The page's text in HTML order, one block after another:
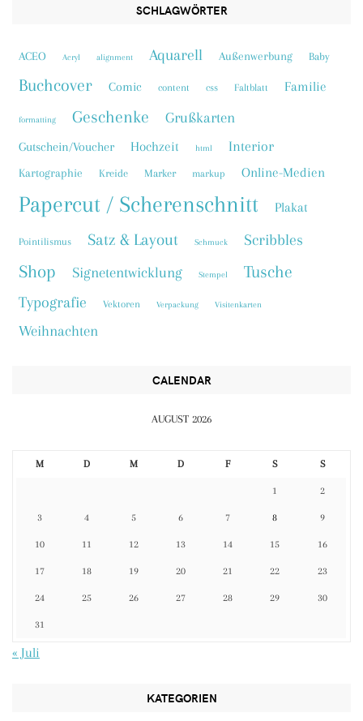
SCHLAGWÖRTER
ACEO Acryl alignment Aquarell Außenwerbung Baby
Buchcover Comic content css Faltblatt Familie
formatting Geschenke Grußkarten
Gutschein/Voucher Hochzeit html Interior
Kartographie Kreide Marker markup Online-Medien
Papercut / Scherenschnitt Plakat
Pointilismus Satz & Layout Schmuck Scribbles
Shop Signetentwicklung Stempel Tusche
Typografie Vektoren Verpackung Visitenkarten
Weihnachten
CALENDAR
AUGUST 2026
M D M D F S S
1 2
3 4 5 6 7 8 9
10 11 12 13 14 15 16
17 18 19 20 21 22 23
24 25 26 27 28 29 30
31
« Juli
KATEGORIEN